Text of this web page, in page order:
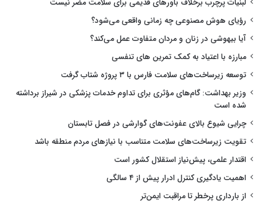
رؤیای هوش مصنوعی چه زمانی واقعی می‌شود؟
آیا بیهوشی در زنان و مردان متفاوت عمل می‌کند؟
مبارزه با اعتیاد به کمک تمرین های تنفسی
توسعه زیرساخت‌های سلامت فارس با ۳ پروژه شتاب گرفت
وزیر بهداشت: گام‌های مؤثری برای تداوم خدمات پزشکی در شیراز برداشته
شده است
چرایی شیوع بالای عفونت‌های گوارشی در فصل تابستان
تقویت زیرساخت‌های سلامت متناسب با نیازهای مردم منطقه باشد
اقتدار علمی، پیش‌نیاز استقلال کشور است
اهمیت یادگیری کنترل ادرار پیش از ۴ سالگی
از بارداری پرخطر تا مراقبت ایمن‌تر